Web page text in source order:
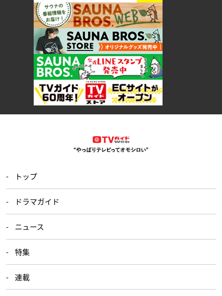
トップ
ドラマガイド
ニュース
特集
連載